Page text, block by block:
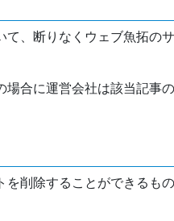
、断りなくウェブ魚拓の
合に運営会社は該当記事
削除することができるもの